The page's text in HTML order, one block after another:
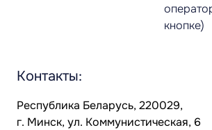
кнопке)
Контакты:
Республика Беларусь, 220029,
г. Минск, ул. Коммунистическая, 6